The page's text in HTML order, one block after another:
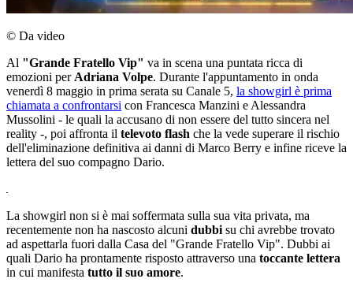
© Da video
Al "Grande Fratello Vip" va in scena una puntata ricca di
emozioni per Adriana Volpe. Durante l'appuntamento in onda
venerdì 8 maggio in prima serata su Canale 5, la showgirl è prima
chiamata a confrontarsi con Francesca Manzini e Alessandra
Mussolini - le quali la accusano di non essere del tutto sincera nel
reality -, poi affronta il televoto flash che la vede superare il rischio
dell'eliminazione definitiva ai danni di Marco Berry e infine riceve la
lettera del suo compagno Dario.
La showgirl non si è mai soffermata sulla sua vita privata, ma
recentemente non ha nascosto alcuni dubbi su chi avrebbe trovato
ad aspettarla fuori dalla Casa del "Grande Fratello Vip". Dubbi ai
quali Dario ha prontamente risposto attraverso una toccante lettera
in cui manifesta tutto il suo amore.